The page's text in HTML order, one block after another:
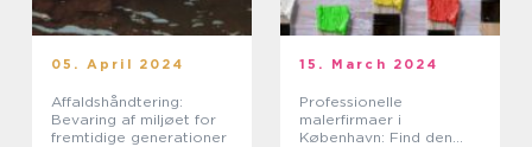
05. April 2024
Affaldshåndtering:
Bevaring af miljøet for
fremtidige generationer
15. March 2024
Professionelle
malerfirmaer i
København: Find den